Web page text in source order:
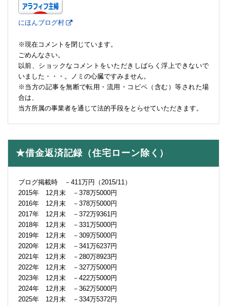
にほんブログ村
※現在コメントを閉じています。
ごめんなさい。
以前、ショックなコメントをいただきしばらく浮上できないで
いました・・・。ノミの心臓ですみません。
※当方の記事を無断で転用・流用・コピペ（含む）等された場
合は、
当方所属の事業者を通じて法的手段をとらせていただきます。
★借金返済記録（住宅ローン除く）
ブログ掲載時 －411万円（2015/11）
2015年 12月末 －378万5000円
2016年 12月末 －378万5000円
2017年 12月末 －372万9361円
2018年 12月末 －331万5000円
2019年 12月末 －309万5000円
2020年 12月末 －341万6237円
2021年 12月末 －280万8923円
2022年 12月末 －327万5000円
2023年 12月末 －422万5000円
2024年 12月末 －362万5000円
2025年 12月末 －334万5372円